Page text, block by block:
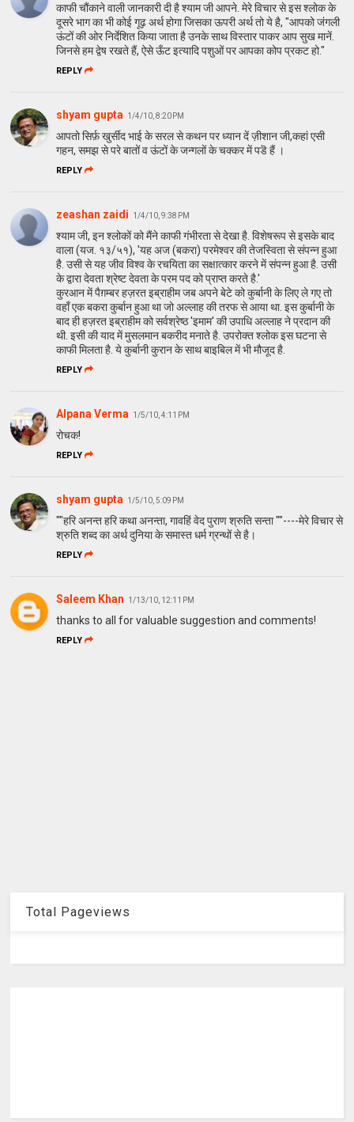
काफी चौंकाने वाली जानकारी दी है श्याम जी आपने. मेरे विचार से इस श्लोक के
दूसरे भाग का भी कोई गूढ़ अर्थ होगा जिसका ऊपरी अर्थ तो ये है, "आपको जंगली
ऊंटों की ओर निर्देशित किया जाता है उनके साथ विस्तार पाकर आप सुख मानें.
जिनसे हम द्वेष रखते हैं, ऐसे ऊँट इत्यादि पशुओं पर आपका कोप प्रकट हो."
REPLY
shyam gupta 1/4/10, 8:20 PM
आपतो सिर्फ़ खुर्सीद भाई के सरल से कथन पर ध्यान दें ज़ीशान जी,कहां एसी
गहन, समझ से परे बातों व ऊंटों के जन्गलों के चक्कर में पडॆ हैं ।
REPLY
zeashan zaidi 1/4/10, 9:38 PM
श्याम जी, इन श्लोकों को मैंने काफी गंभीरता से देखा है. विशेषरूप से इसके बाद
वाला (यज. १३/५१), 'यह अज (बकरा) परमेश्वर की तेजस्विता से संपन्न हुआ
है. उसी से यह जीव विश्व के रचयिता का सक्षात्कार करने में संपन्न हुआ है. उसी
के द्वारा देवता श्रेष्ट देवता के परम पद को प्राप्त करते है.'
कुरआन में पैग़म्बर हज़रत इब्राहीम जब अपने बेटे को कुर्बानी के लिए ले गए तो
वहाँ एक बकरा कुर्बान हुआ था जो अल्लाह की तरफ से आया था. इस कुर्बानी के
बाद ही हज़रत इब्राहीम को सर्वश्रेष्ठ 'इमाम' की उपाधि अल्लाह ने प्रदान की
थी. इसी की याद में मुसलमान बकरीद मनाते है. उपरोक्त श्लोक इस घटना से
काफी मिलता है. ये कुर्बानी कुरान के साथ बाइबिल में भी मौजूद है.
REPLY
Alpana Verma 1/5/10, 4:11 PM
रोचक!
REPLY
shyam gupta 1/5/10, 5:09 PM
""हरि अनन्त हरि कथा अनन्ता, गावहिं वेद पुराण श्रुति सन्ता ""----मेरे विचार से
श्रुति शब्द का अर्थ दुनिया के समास्त धर्म ग्रन्थों से है।
REPLY
Saleem Khan 1/13/10, 12:11 PM
thanks to all for valuable suggestion and comments!
REPLY
Total Pageviews